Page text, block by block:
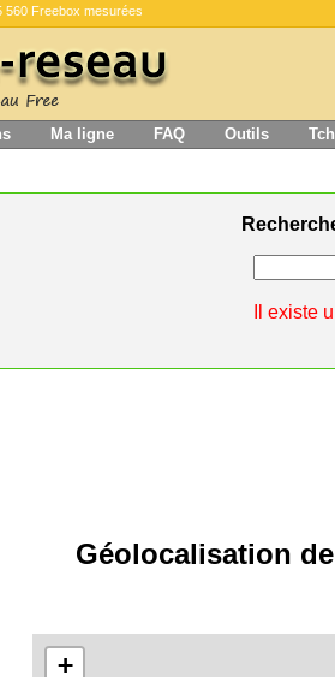
560 Freebox mesurées
Ma ligne FAQ Outils
Il existe
Géolocalisation
+